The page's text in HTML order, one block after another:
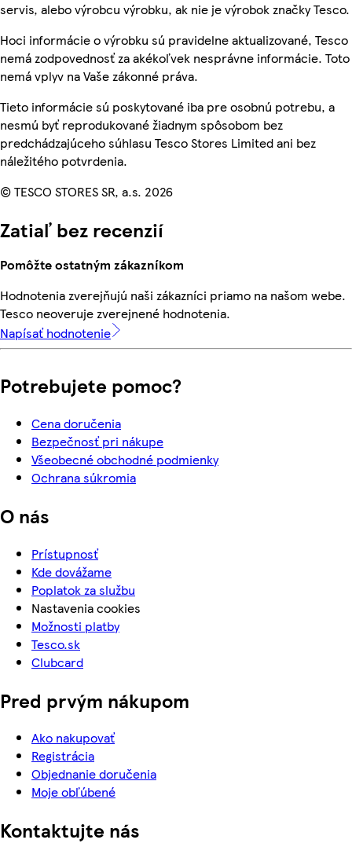
servis, alebo výrobcu výrobku, ak nie je výrobok značky Tesco.
Hoci informácie o výrobku sú pravidelne aktualizované, Tesco
nemá zodpovednosť za akékoľvek nesprávne informácie. Toto
nemá vplyv na Vaše zákonné práva.
Tieto informácie sú poskytované iba pre osobnú potrebu, a
nesmú byť reprodukované žiadnym spôsobom bez
predchádzajúceho súhlasu Tesco Stores Limited ani bez
náležitého potvrdenia.
© TESCO STORES SR, a.s. 2026
Zatiaľ bez recenzií
Pomôžte ostatným zákazníkom
Hodnotenia zverejňujú naši zákazníci priamo na našom webe.
Tesco neoveruje zverejnené hodnotenia.
Napísať hodnotenie
Potrebujete pomoc?
Cena doručenia
Bezpečnosť pri nákupe
Všeobecné obchodné podmienky
Ochrana súkromia
O nás
Prístupnosť
Kde dovážame
Poplatok za službu
Nastavenia cookies
Možnosti platby
Tesco.sk
Clubcard
Pred prvým nákupom
Ako nakupovať
Registrácia
Objednanie doručenia
Moje obľúbené
Kontaktujte nás